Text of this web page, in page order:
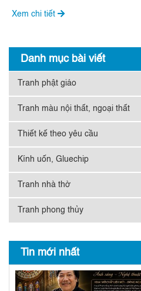
Xem chi tiết
Danh mục bài viết
Tranh phật giáo
Tranh màu nội thất, ngoại thất
Thiết kế theo yêu cầu
Kính uốn, Gluechip
Tranh nhà thờ
Tranh phong thủy
Tin mới nhất